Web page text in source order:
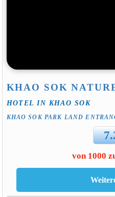
KHAO SOK
HOTEL IN KHAO SOK
KHAO SOK PARK LAND
von 1000